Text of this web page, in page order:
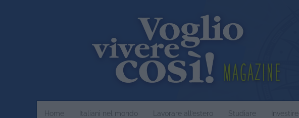
Magazine
Home Italiani nel mondo Lavorare all’estero Studiare Investire